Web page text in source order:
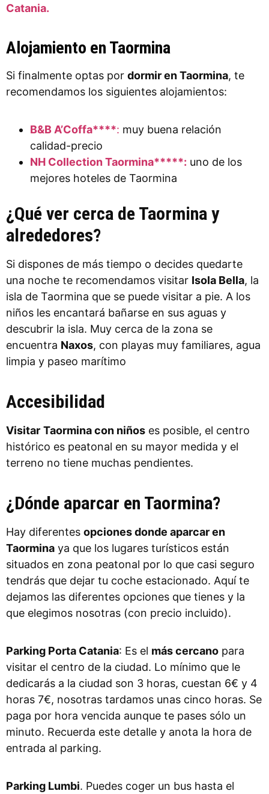
Catania.
Alojamiento en Taormina
Si finalmente optas por dormir en Taormina, te
recomendamos los siguientes alojamientos:
B&B A’Coffa****: muy buena relación
calidad-precio
NH Collection Taormina*****: uno de los
mejores hoteles de Taormina
¿Qué ver cerca de Taormina y
alrededores?
Si dispones de más tiempo o decides quedarte
una noche te recomendamos visitar Isola Bella, la
isla de Taormina que se puede visitar a pie. A los
niños les encantará bañarse en sus aguas y
descubrir la isla. Muy cerca de la zona se
encuentra Naxos, con playas muy familiares, agua
limpia y paseo marítimo
Accesibilidad
Visitar Taormina con niños es posible, el centro
histórico es peatonal en su mayor medida y el
terreno no tiene muchas pendientes.
¿Dónde aparcar en Taormina?
Hay diferentes opciones donde aparcar en
Taormina ya que los lugares turísticos están
situados en zona peatonal por lo que casi seguro
tendrás que dejar tu coche estacionado. Aquí te
dejamos las diferentes opciones que tienes y la
que elegimos nosotras (con precio incluido).
Parking Porta Catania: Es el más cercano para
visitar el centro de la ciudad. Lo mínimo que le
dedicarás a la ciudad son 3 horas, cuestan 6€ y 4
horas 7€, nosotras tardamos unas cinco horas. Se
paga por hora vencida aunque te pases sólo un
minuto. Recuerda este detalle y anota la hora de
entrada al parking.
Parking Lumbi. Puedes coger un bus hasta el